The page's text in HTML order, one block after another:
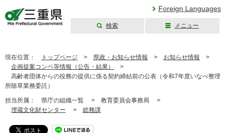
Foreign Languages
検索 メニュー
現在位置： トップページ > 県政・お知らせ情報 > お知らせ情報 >
企画提案コンペ等情報（公告・結果）
>
高齢者団体からの役務の提供に係る契約締結前の公表（令和7年度いなべ整理
所除草業務委託）
担当所属： 県庁の組織一覧 > 教育委員会事務局 >
埋蔵文化財センター > 総務課